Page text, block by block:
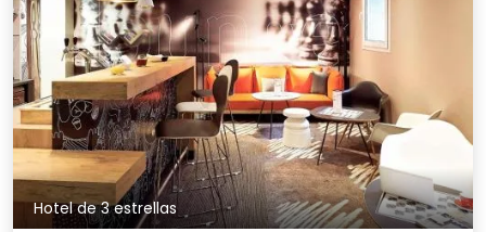
Hotel de 3 estrellas